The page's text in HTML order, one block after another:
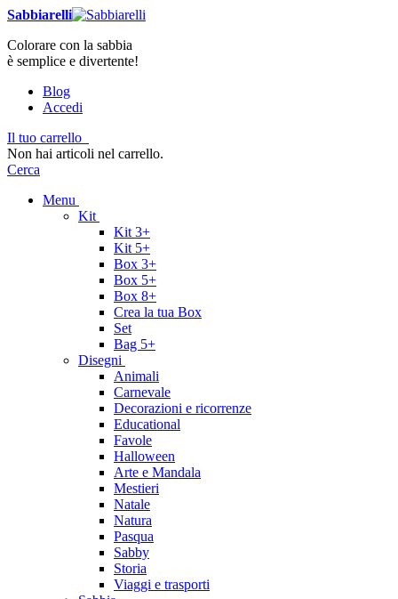
Sabbiarelli
Colorare con la sabbia
è semplice e divertente!
Blog
Accedi
Il tuo carrello
Non hai articoli nel carrello.
Cerca
Menu
Kit
Kit 3+
Kit 5+
Box 3+
Box 5+
Box 8+
Crea la tua Box
Set
Bag 5+
Disegni
Animali
Carnevale
Decorazioni e ricorrenze
Educational
Favole
Halloween
Arte e Mandala
Mestieri
Natale
Natura
Pasqua
Sabby
Storia
Viaggi e trasporti